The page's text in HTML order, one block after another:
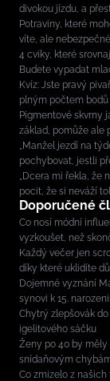
divokou jízdu, a
Potraviny, které
víte, ale
4 cviky, které
Budete vypadat
Kvíz: Jste pravý
plným počtem
Pigmentové skvrny
základ, pomůže ale
„Manžel jezdí na
pochybovat, jestli
„Dcera mi řekla,
pocit, že si neváží
Doporučené
Co nosí módní
vyzkoušet, než
Každý večer jen
díky které uklidíte
Dojemné vyznání
synovi k 15.
Chytrý zlepšovák
igelitového sáčku
Ženy po 40 by měly
snídaňovým
Co zmizelo z